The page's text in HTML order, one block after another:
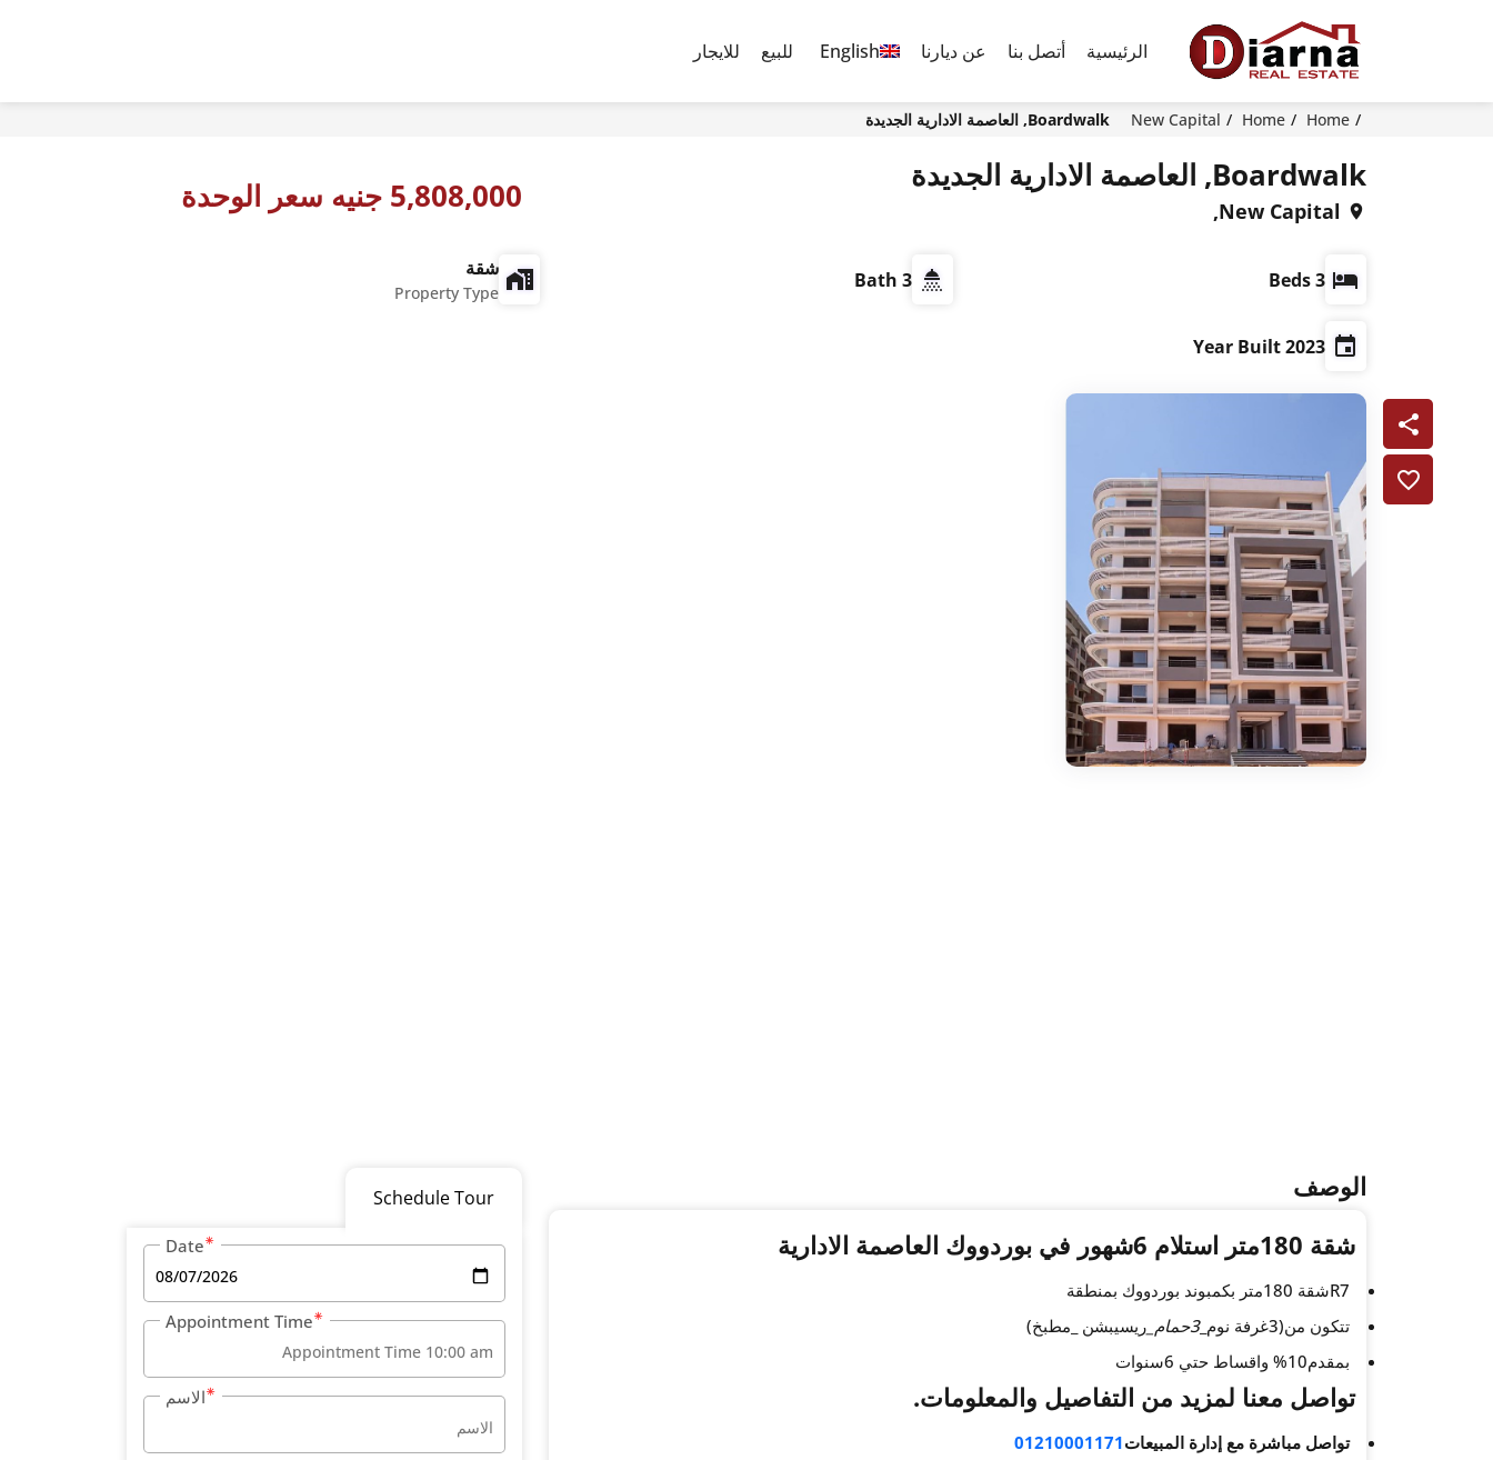
الرئيسية أتصل بنا عن ديارنا English للبيع للايجار
Home
Home
New Capital Boardwalk, العاصمة الادارية الجديدة
Boardwalk, العاصمة الادارية الجديدة
New Capital, 5,808,000 جنيه سعر الوحدة
3 Beds
3 Bath شقة
Property Type
2023 Year Built
الوصف
شقة 180متر استلام 6شهور في بوردووك العاصمة الادارية
R7شقة 180متر بكمبوند بوردووك بمنطقة
تتكون من(3غرفة نوم_
3حمام_
ريسيبشن _مطبخ)
بمقدم10% واقساط حتي 6سنوات
تواصل معنا لمزيد من التفاصيل والمعلومات.
تواصل مباشرة مع إدارة المبيعات01210001171
Schedule Tour
Date
Appointment Time
الاسم